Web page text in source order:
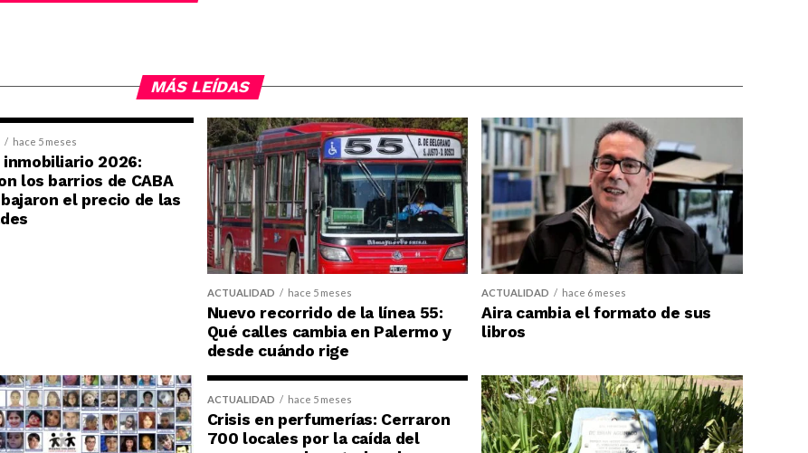
MÁS LEÍDAS
hace 5 meses
inmobiliario 2026:
los barrios de CABA
el precio de las
ACTUALIDAD hace 5 meses
Nuevo recorrido de la línea 55:
Qué calles cambia en Palermo y
desde cuándo rige
ACTUALIDAD hace 6 meses
Aira cambia el formato de sus
libros
ACTUALIDAD hace 5 meses
Crisis en perfumerías: Cerraron
700 locales por la caída del